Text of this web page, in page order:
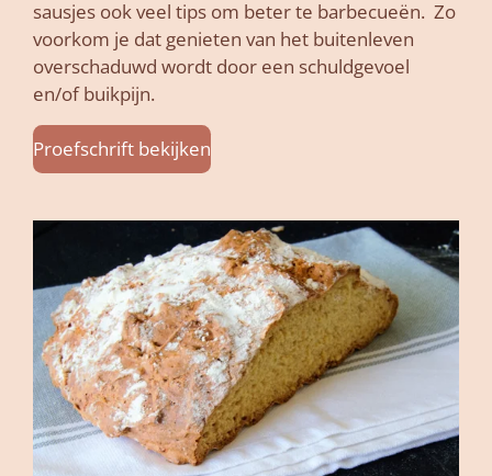
sausjes ook veel tips om beter te barbecueën. Zo
voorkom je dat genieten van het buitenleven
overschaduwd wordt door een schuldgevoel
en/of buikpijn.
Proefschrift bekijken